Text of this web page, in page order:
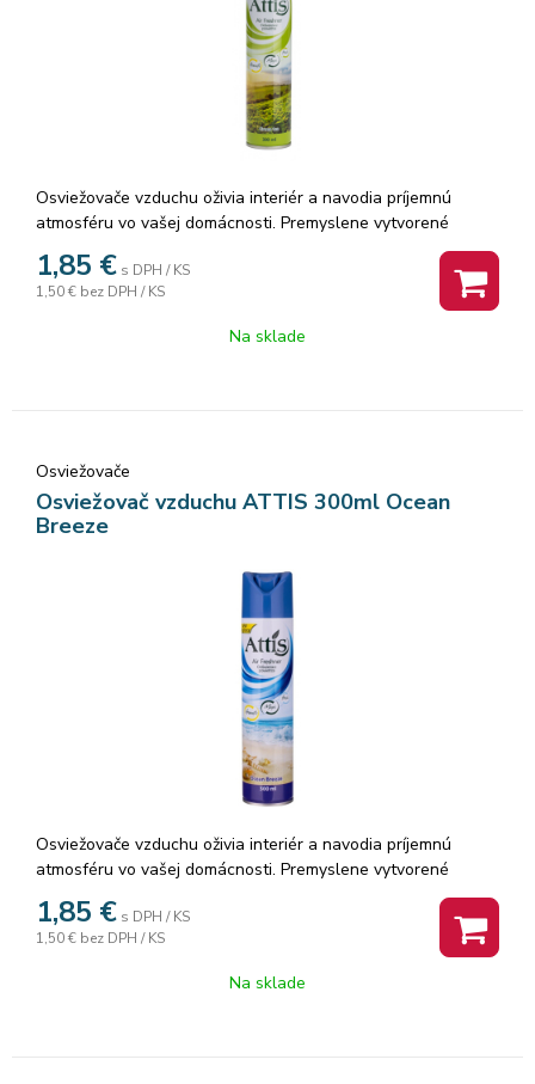
Osviežovače vzduchu oživia interiér a navodia príjemnú
atmosféru vo vašej domácnosti. Premyslene vytvorené
vonné zmesi osviežovača neutralizujú nepríjemné zápachy a
zároveň v miestnosti nadlho zanechávajú
sviežosť.Osviežovač vzduchu plôch a textílií zaistí perfektnú
Osviežovač neutralizuje pachy a zabíja 99,9 %
1,85 € s DPH / KS
1,50 € bez DPH / KS
Na sklade
Osviežovače
Osviežovač vzduchu ATTIS 300ml Ocean
Breeze
Osviežovače vzduchu oživia interiér a navodia príjemnú
atmosféru vo vašej domácnosti. Premyslene vytvorené
vonné zmesi osviežovača neutralizujú nepríjemné zápachy a
zároveň v miestnosti nadlho zanechávajú sviežosť.
Osviežovač neutralizuje pachy a zabíja 99,9 %
závesy, matrace, autosedačky a odstraňuje tabakové pachy
1,85 € s DPH / KS
1,50 € bez DPH / KS
Na sklade